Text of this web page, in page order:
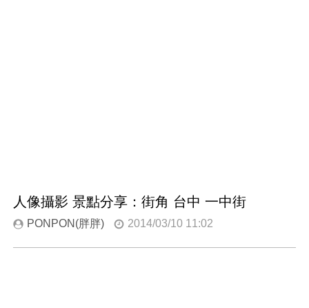
人像攝影 景點分享：街角 台中 一中街
PONPON(胖胖) 2014/03/10 11:02